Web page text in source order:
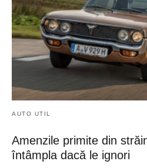
AUTO UTIL
Amenzile primite din
întâmpla dacă le ignori